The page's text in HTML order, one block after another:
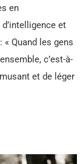
en
et
Quand les gens
c’est-à-
et de léger